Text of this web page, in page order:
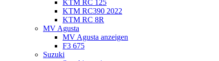
KTM RC 125
KTM RC390 2022
KTM RC 8R
MV Agusta
MV Agusta anzeigen
F3 675
Suzuki